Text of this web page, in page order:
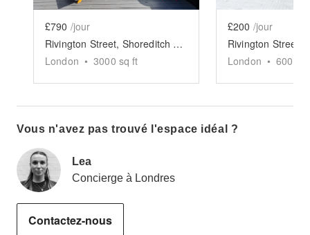
£790 /jour
Rivington Street, Shoreditch - Black & White Building Rooftop Space
London • 3000 sq ft
£200 /jour
London • 600
Vous n'avez pas trouvé l'espace idéal ?
Lea
Concierge à Londres
Contactez-nous